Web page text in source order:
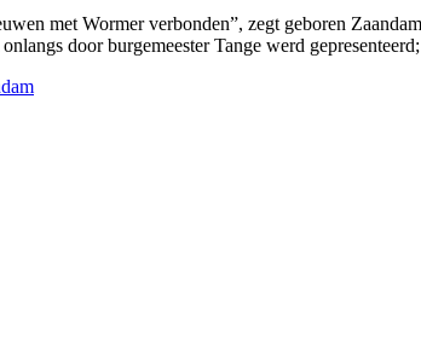
met Wormer verbonden”, zegt geboren
door burgemeester Tange werd gepresenteerd;